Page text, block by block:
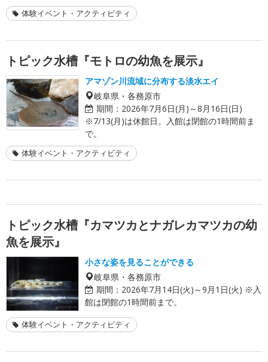
体験イベント・アクティビティ
トピック水槽『モトロの幼魚を展示』
アマゾン川流域に分布する淡水エイ
岐阜県・各務原市
期間： 2026年7月6日(月)～8月16日(日)
※7/13(月)は休館日。入館は閉館の1時間前ま
で。
体験イベント・アクティビティ
トピック水槽『カマツカとナガレカマツカの幼
魚を展示』
小さな姿を見ることができる
岐阜県・各務原市
期間： 2026年7月14日(火)～9月1日(火) ※入
館は閉館の1時間前まで。
体験イベント・アクティビティ